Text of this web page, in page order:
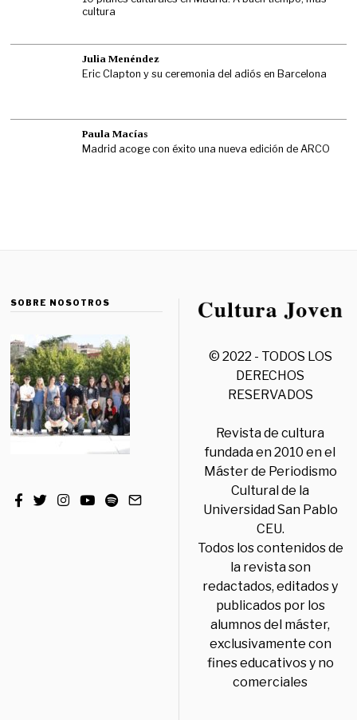
cultura
Julia Menéndez
Eric Clapton y su ceremonia del adiós en Barcelona
Paula Macías
Madrid acoge con éxito una nueva edición de ARCO
SOBRE NOSOTROS
© 2022 - TODOS LOS
DERECHOS
RESERVADOS
Revista de cultura
fundada en 2010 en el
Máster de Periodismo
Cultural de la
Universidad San Pablo
CEU.
Todos los contenidos de
la revista son
redactados, editados y
publicados por los
alumnos del máster,
exclusivamente con
fines educativos y no
comerciales